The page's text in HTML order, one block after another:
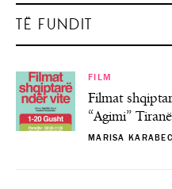
TË FUNDIT
FILM
Filmat
“Agimi” Tiranë
MARISA